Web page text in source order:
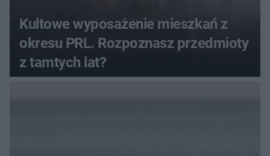
Kultowe wyposażenie mieszkań z
okresu PRL. Rozpoznasz przedmioty
z tamtych lat?